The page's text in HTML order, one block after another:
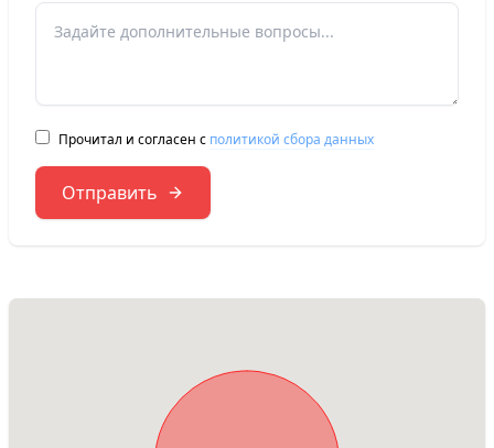
Прочитал и согласен с политикой сбора данных
Отправить